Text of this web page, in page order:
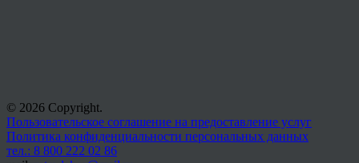
© 2026 Copyright.
Пользовательское соглашение на предоставление услуг
Политика конфиденциальности персональных данных
тел.: 8 800 222 02 86